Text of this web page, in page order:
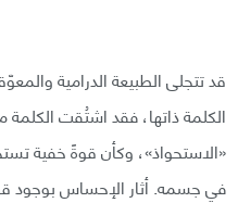
الكلمة ذاتها، فقد اشتُقت الكلمة
«الاستحواذ»، وكأن قوةً خفية
في جسمه. أثار الإحساس بوجود